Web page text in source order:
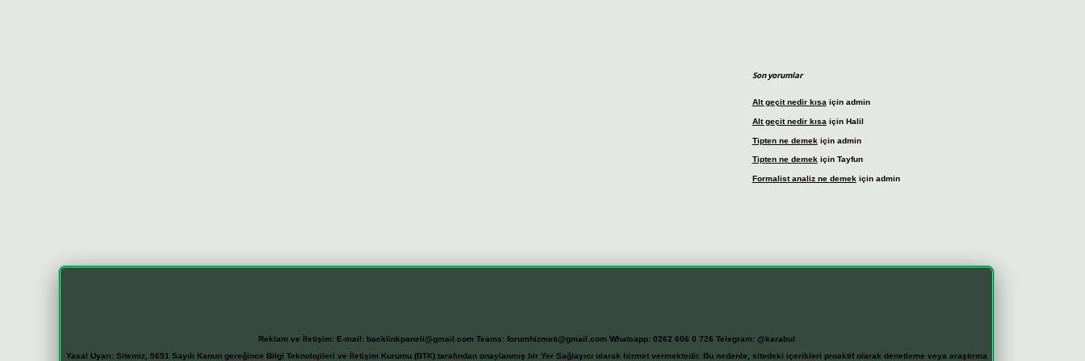
Son yorumlar
Alt geçit nedir kısaiçin admin
Alt geçit nedir kısa için Halil
Tipten ne demek için admin
Tipten ne demek için Tayfun
Formalist analiz ne demek için admin
Reklam ve İletişim: E-mail: backlinkpaneli@gmail.com Teams: forumhizmeti@gmail.com Whatsapp: 0262 606 0 726 Telegram: @karabul
Yasal Uyarı:Sitemiz, 5651 Sayılı Kanun gereğince Bilgi Teknolojileri ve İletişim Kurumu (BTK) tarafından onaylanmış bir Yer Sağlayıcı olarak hizmet vermektedir. Bu nedenle, sitedeki içerikleri proaktif olarak denetleme veya araştırma